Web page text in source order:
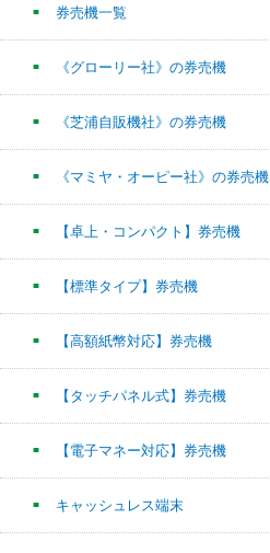
券売機一覧
《グローリー社》の券売機
《芝浦自販機社》の券売機
《マミヤ・オーピー社》の券売機
【卓上・コンパクト】券売機
【標準タイプ】券売機
【高額紙幣対応】券売機
【タッチパネル式】券売機
【電子マネー対応】券売機
キャッシュレス端末